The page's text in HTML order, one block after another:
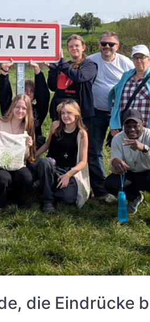
die Eindrücke